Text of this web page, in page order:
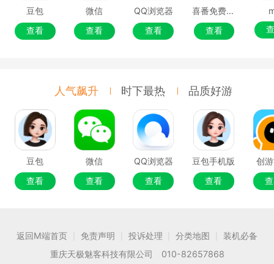
豆包
查看
微信
查看
QQ浏览器
查看
喜番免费短剧
查看
人气飙升 时下最热 品质好游
豆包
查看
微信
查看
QQ浏览器
查看
豆包手机版
查看
创
返回M端首页 免责声明 投诉处理 分类地图
装机必备
重庆天极魅客科技有限公司 010-82657868